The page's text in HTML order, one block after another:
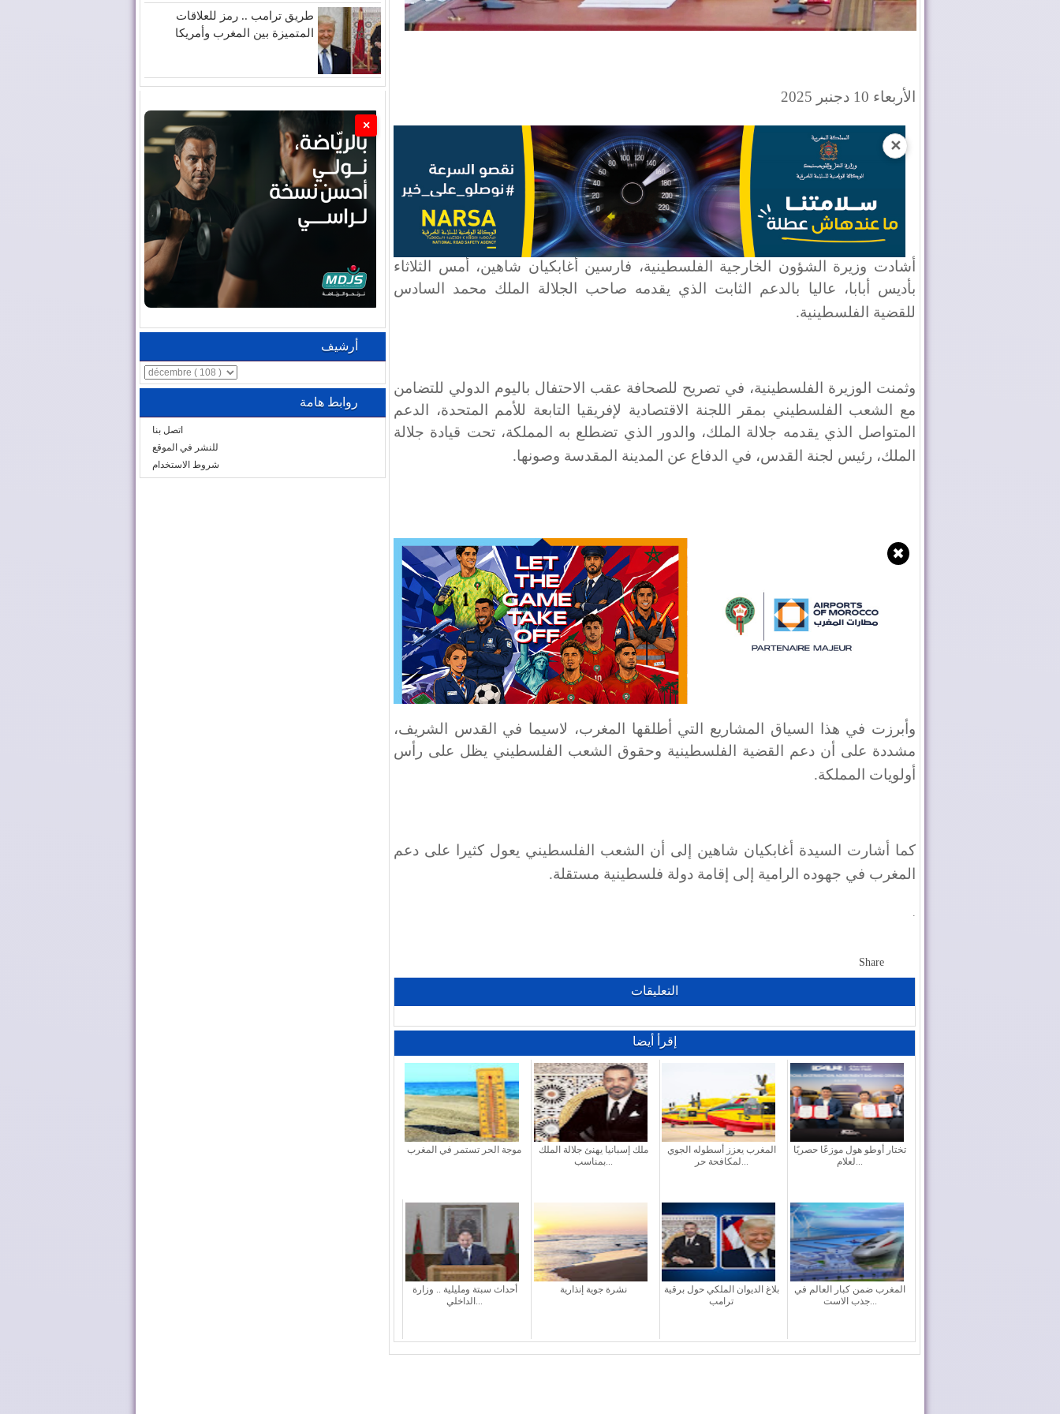
الأربعاء 10 دجنبر 2025
✕
أشادت وزيرة الشؤون الخارجية الفلسطينية، فارسين أغابكيان شاهين، أمس الثلاثاء
بأديس أبابا، عاليا بالدعم الثابت الذي يقدمه صاحب الجلالة الملك محمد السادس
للقضية الفلسطينية.
وثمنت الوزيرة الفلسطينية، في تصريح للصحافة عقب الاحتفال باليوم الدولي للتضامن
مع الشعب الفلسطيني بمقر اللجنة الاقتصادية لإفريقيا التابعة للأمم المتحدة، الدعم
المتواصل الذي يقدمه جلالة الملك، والدور الذي تضطلع به المملكة، تحت قيادة جلالة
الملك، رئيس لجنة القدس، في الدفاع عن المدينة المقدسة وصونها.
✖
وأبرزت في هذا السياق المشاريع التي أطلقها المغرب، لاسيما في القدس الشريف،
مشددة على أن دعم القضية الفلسطينية وحقوق الشعب الفلسطيني يظل على رأس
أولويات المملكة.
كما أشارت السيدة أغابكيان شاهين إلى أن الشعب الفلسطيني يعول كثيرا على دعم
المغرب في جهوده الرامية إلى إقامة دولة فلسطينية مستقلة.
.
Share
التعليقات
إقرأ أيضا
موجة الحر تستمر في المغرب
ملك إسبانيا يهنئ جلالة الملك
بمناسب...
المغرب يعزز أسطوله الجوي
لمكافحة حر...
تختار أوطو هول موزعًا حصريًا
لعلام...
أحداث سبتة ومليلية .. وزارة
الداخلي...
نشرة جوية إنذارية
بلاغ الديوان الملكي حول برقية
ترامب
المغرب ضمن كبار العالم في
جذب الاست...
طريق ترامب .. رمز للعلاقات
المتميزة بين المغرب وأمريكا
×
أرشيف
روابط هامة
اتصل بنا
للنشر في الموقع
شروط الاستخدام